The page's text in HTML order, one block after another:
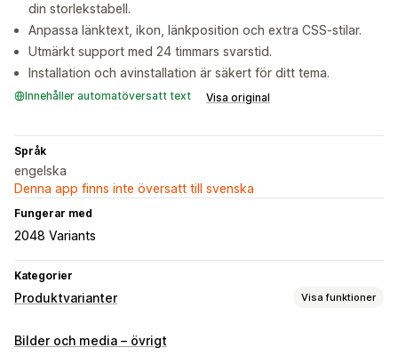
din storlekstabell.
Anpassa länktext, ikon, länkposition och extra CSS-stilar.
Utmärkt support med 24 timmars svarstid.
Installation och avinstallation är säkert för ditt tema.
Innehåller automatöversatt text Visa original
Språk
engelska
Denna app finns inte översatt till svenska
Fungerar med
2048 Variants
Kategorier
Produktvarianter Visa funktioner
Anpassning
Bilder och media – övrigt